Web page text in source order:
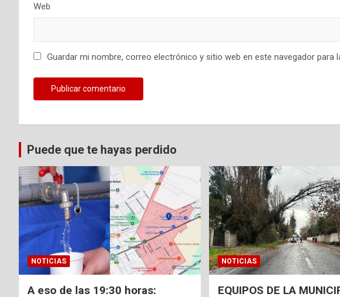
Web
Guardar mi nombre, correo electrónico y sitio web en este navegador para
Puede que te hayas perdido
NOTICIAS
A eso de las 19:30 horas:
NOTICIAS
EQUIPOS DE LA